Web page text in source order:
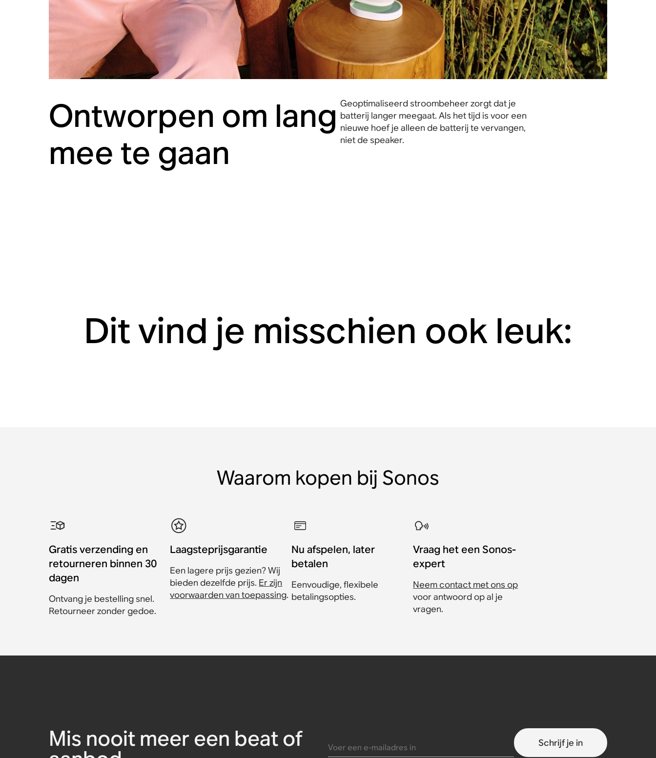
Ontworpen om lang
mee te gaan
Geoptimaliseerd stroombeheer zorgt dat je
batterij langer meegaat. Als het tijd is voor een
nieuwe hoef je alleen de batterij te vervangen,
niet de speaker.
Dit vind je misschien ook leuk:
Sonos Move 2 oplader
Sonos Roam USB A-C-
Vervangende batterijset voor
Belkin-muurhaak voor Sonos Play
Belkin-draaghoes
Sonos One muurbeugel (set)
Waarom kopen bij Sonos
Gratis verzending en
retourneren binnen 30
dagen
Ontvang je bestelling snel.
Retourneer zonder gedoe.
Laagsteprijsgarantie
Een lagere prijs gezien? Wij
bieden dezelfde prijs. Er zijn
voorwaarden van toepassing.
Nu afspelen, later
betalen
Eenvoudige, flexibele
betalingsopties.
Vraag het een Sonos-
expert
Neem contact met ons op
voor antwoord op al je
vragen.
Mis nooit meer een beat of Schrijf je in